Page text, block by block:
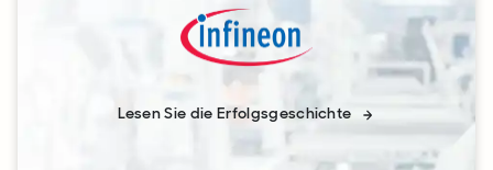
Lesen Sie die Erfolgsgeschichte